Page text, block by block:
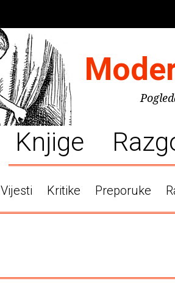
Knjige
Vijesti Kritike Preporuke